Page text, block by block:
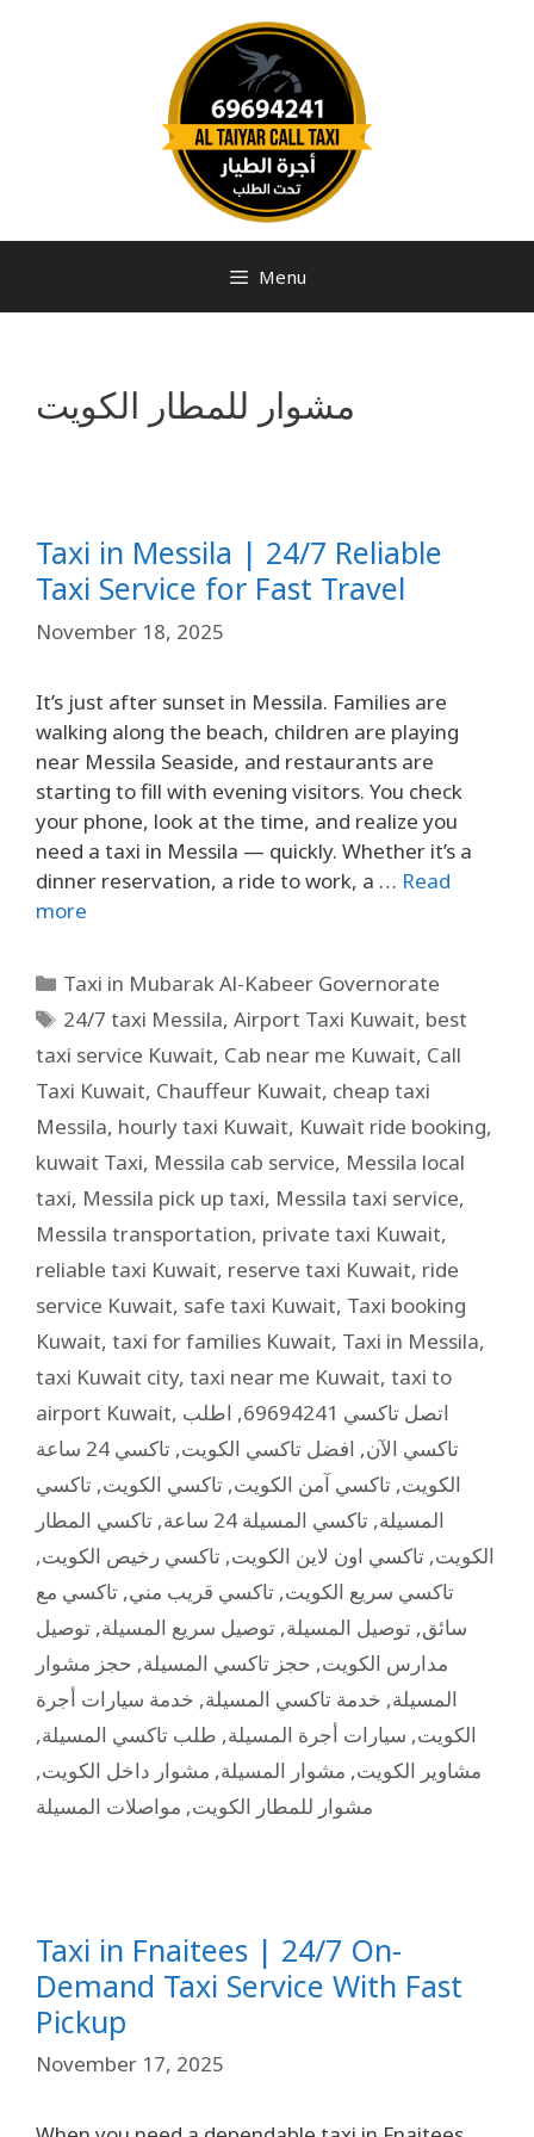
Menu
مشوار للمطار الكويت
Taxi in Messila | 24/7 Reliable
Taxi Service for Fast Travel
November 18, 2025
It’s just after sunset in Messila. Families are
walking along the beach, children are playing
near Messila Seaside, and restaurants are
starting to fill with evening visitors. You check
your phone, look at the time, and realize you
need a taxi in Messila — quickly. Whether it’s a
dinner reservation, a ride to work, a … Read
more
Taxi in Mubarak Al-Kabeer Governorate
24/7 taxi Messila,Airport Taxi Kuwait, best
taxi service Kuwait, Cab near me Kuwait, Call
Taxi Kuwait, Chauffeur Kuwait, cheap taxi
Messila, hourly taxi Kuwait, Kuwait ride booking,
kuwait Taxi, Messila cab service, Messila local
taxi, Messila pick up taxi, Messila taxi service,
Messila transportation, private taxi Kuwait,
reliable taxi Kuwait, reserve taxi Kuwait, ride
service Kuwait, safe taxi Kuwait, Taxi booking
Kuwait, taxi for families Kuwait, Taxi in Messila,
taxi Kuwait city, taxi near me Kuwait, taxi to
airport Kuwait, اتصل تاكسي 69694241 , اطلب
تاكسي الآن, افضل تاكسي الكويت,
تاكسي 24 ساعة
الكويت, تاكسي آمن الكويت, تاكسي الكويت, تاكسي
المسيلة, تاكسي المسيلة 24 ساعة , تاكسي المطار
الكويت, تاكسي اون لاين الكويت, تاكسي رخيص الكويت,
تاكسي سريع الكويت, تاكسي قريب مني, تاكسي مع
سائق, توصيل المسيلة, توصيل سريع المسيلة, توصيل
مدارس الكويت, حجز تاكسي المسيلة, حجز مشوار
المسيلة, خدمة تاكسي المسيلة, خدمة سيارات أجرة
الكويت, سيارات أجرة المسيلة, طلب تاكسي المسيلة,
مشاوير الكويت, مشوار المسيلة, مشوار داخل الكويت,
مشوار للمطار الكويت, مواصلات المسيلة
Taxi in Fnaitees | 24/7 On-
Demand Taxi Service With Fast
Pickup
November 17, 2025